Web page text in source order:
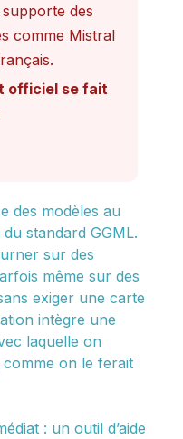
des
comme Mistral
officiel se fait
des modèles au
standard GGML.
sur des
même sur des
exiger une carte
intègre une
laquelle on
on le ferait
: un outil d’aide